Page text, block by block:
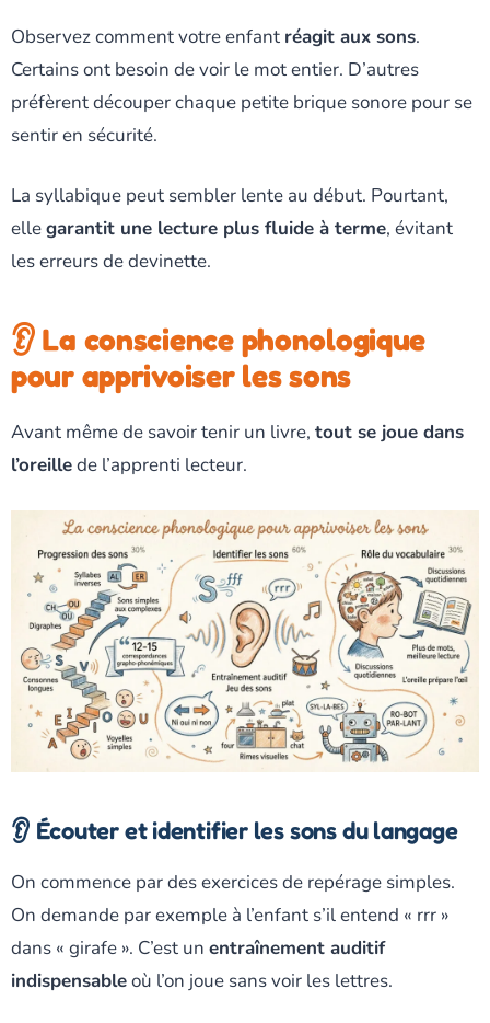
Observez comment votre enfant réagit aux sons.
Certains ont besoin de voir le mot entier. D’autres
préfèrent découper chaque petite brique sonore pour se
sentir en sécurité.
La syllabique peut sembler lente au début. Pourtant,
ellegarantit une lecture plus fluide à terme, évitant
les erreurs de devinette.
👂 La conscience phonologique
pour apprivoiser les sons
Avant même de savoir tenir un livre, tout se joue dans
l’oreillede l’apprenti lecteur.
👂 Écouter et identifier les sons du langage
On commence par des exercices de repérage simples.
On demande par exemple à l’enfant s’il entend « rrr »
dans « girafe ». C’est un entraînement auditif
indispensableoù l’on joue sans voir les lettres.